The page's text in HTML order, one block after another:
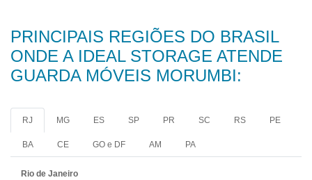
PRINCIPAIS REGIÕES DO BRASIL
ONDE A IDEAL STORAGE ATENDE
GUARDA MÓVEIS MORUMBI:
RJ MG ES SP PR SC RS PE
BA CE GO e DF AM PA
Rio de Janeiro